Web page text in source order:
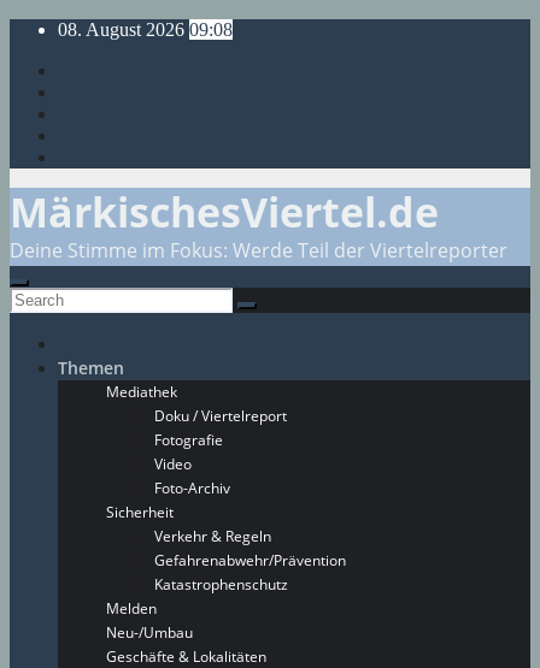
Skip
content
08. August 2026 09:08
MärkischesViertel.de
Deine Stimme im Fokus: Werde Teil der Viertelreporter
Themen
Mediathek
Doku / Viertelreport
Fotografie
Video
Foto-Archiv
Sicherheit
Verkehr & Regeln
Gefahrenabwehr/Prävention
Katastrophenschutz
Melden
Neu-/Umbau
Geschäfte & Lokalitäten